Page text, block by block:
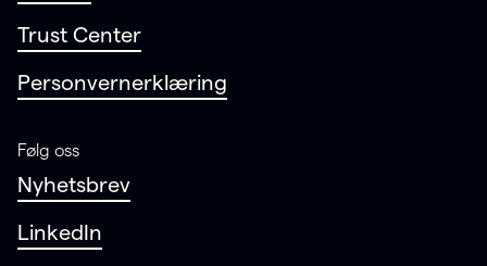
Trust Center
Personvernerklæring
Følg oss
Nyhetsbrev
LinkedIn